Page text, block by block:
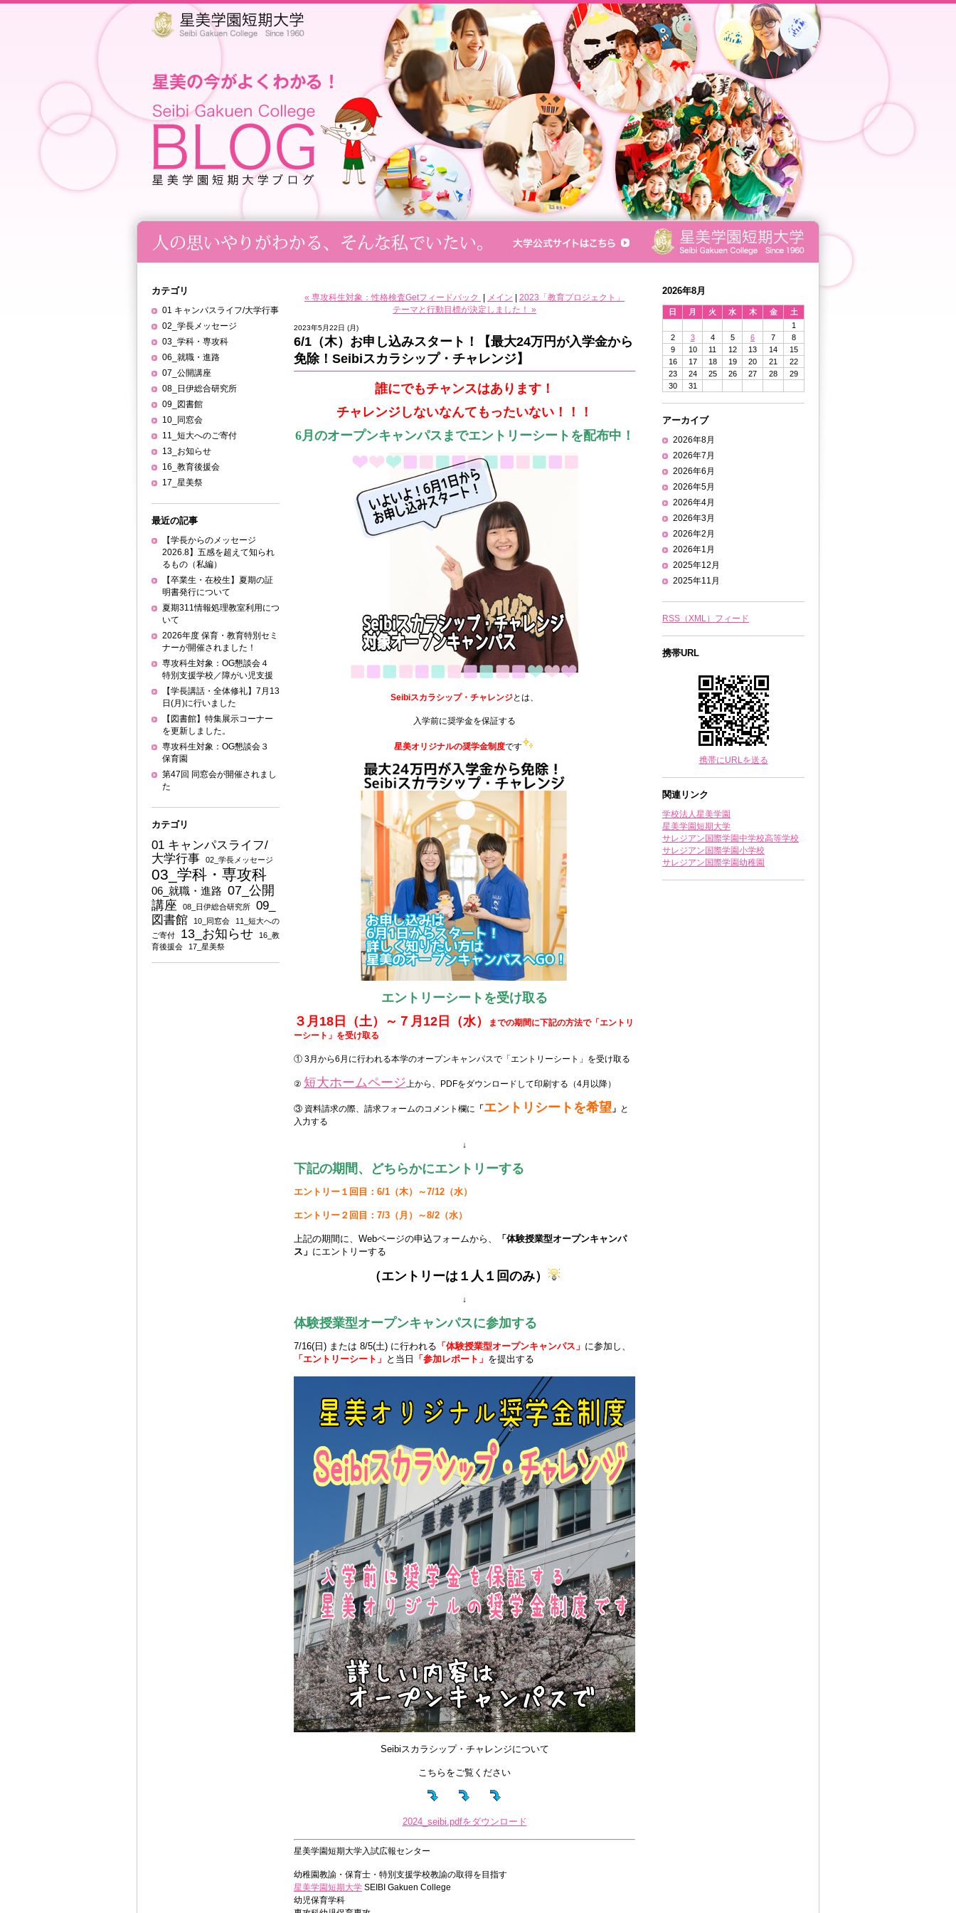
カテゴリ
01 キャンパスライフ/大学行事
02_学長メッセージ
03_学科・専攻科
06_就職・進路
07_公開講座
08_日伊総合研究所
09_図書館
10_同窓会
11_短大へのご寄付
13_お知らせ
16_教育後援会
17_星美祭
最近の記事
【学長からのメッセージ
2026.8】五感を超えて知られ
るもの（私編）
【卒業生・在校生】夏期の証
明書発行について
夏期311情報処理教室利用につ
いて
2026年度 保育・教育特別セミ
ナーが開催されました！
専攻科生対象：OG懇談会４
特別支援学校／障がい児支援
【学長講話・全体修礼】7月13
日(月)に行いました
【図書館】特集展示コーナー
を更新しました。
専攻科生対象：OG懇談会３
保育園
第47回 同窓会が開催されまし
た
カテゴリ
01 キャンパスライフ/
大学行事
02_学長メッセージ
03_学科・専攻科
06_就職・進路 07_公開
講座
08_日伊総合研究所
09_
図書館
10_同窓会
11_短大への
ご寄付
13_お知らせ
16_教
育後援会
17_星美祭
« 専攻科生対象：性格検査Getフィードバック メイン
2023「教育プロジェクト」
テーマと行動目標が決定しました！ »
2023年5月22日 (月)
6/1（木）お申し込みスタート！【最大24万円が入学金から
免除！Seibiスカラシップ・チャレンジ】
誰にでもチャンスはあります！
チャレンジしないなんてもったいない！！！
6月のオープンキャンパスまでエントリーシートを配布中！
Seibiスカラシップ・チャレンジとは、
入学前に奨学金を保証する
星美オリジナルの奨学金制度です
エントリーシートを受け取る
３月18日（土）～７月12日（水）
までの期間に下記の方法で「エントリ
ーシート」を受け取る
① 3月から6月に行われる本学のオープンキャンパスで「エントリーシート」を受け取る
② 短大ホームページ上から、PDFをダウンロードして印刷する（4月以降）
③ 資料請求の際、請求フォームのコメント欄に 「 エントリシートを希望 」 と
入力する
↓
下記の期間、どちらかにエントリーする
エントリー１回目：6/1（木）～7/12（水）
エントリー２回目：7/3（月）～8/2（水）
上記の期間に、Webページの申込フォームから、
「体験授業型オープンキャンパ
ス」 にエントリーする
（エントリーは１人１回のみ）
↓
体験授業型オープンキャンパスに参加する
7/16(日) または 8/5(土) に行われる 「体験授業型オープンキャンパス」 に参加し、
「 エントリーシート」 と 当日 「参加レポート」 を提出する
Seibiスカラシップ・チャレンジについて
こちらをご覧ください
2024_seibi.pdfをダウンロード
星美学園短期大学入試広報センター
幼稚園教諭・保育士・特別支援学校教諭の取得を目指す
星美学園短期大学 SEIBI Gakuen College
幼児保育学科
2026年8月
日 月 火 水 木 金
土
1
2
3 4 5 6 7
8
9
10 11 12 13 14
15
16
17 18 19 20 21
22
23
24 25 26 27 28
29
30
31
アーカイブ
2026年8月
2026年7月
2026年6月
2026年5月
2026年4月
2026年3月
2026年2月
2026年1月
2025年12月
2025年11月
RSS（XML）フィード
携帯URL
携帯にURLを送る
関連リンク
学校法人星美学園
星美学園短期大学
サレジアン国際学園中学校高等学校
サレジアン国際学園小学校
サレジアン国際学園幼稚園